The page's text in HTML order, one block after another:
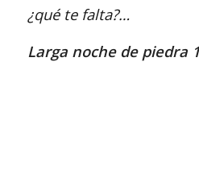
¿qué te falta?…
Larga noche de piedra